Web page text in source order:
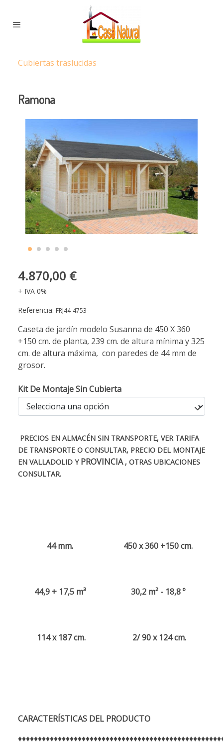
Cubiertas traslucidas
Ramona
4.870,00 €
+ IVA 0%
Referencia: FRJ44-4753
Caseta de jardín modelo Susanna de 450 X 360
+150 cm. de planta, 239 cm. de altura mínima y 325
cm. de altura máxima, con paredes de 44 mm de
grosor.
Kit De Montaje Sin Cubierta
PRECIOS EN ALMACÉN SIN TRANSPORTE, VER TARIFA
DE TRANSPORTE O CONSULTAR, PRECIO DEL MONTAJE
EN VALLADOLID Y PROVINCIA, OTRAS UBICACIONES
CONSULTAR.
44 mm. 450 x 360 +150 cm.
44,9 + 17,5 m³ 30,2 m² - 18,8 º
114 x 187 cm. 2/ 90 x 124 cm.
CARACTERÍSTICAS DEL PRODUCTO